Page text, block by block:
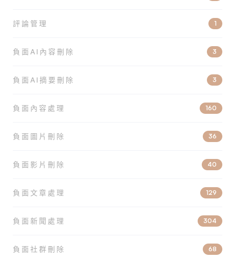
評論管理 1
負面AI內容刪除 3
負面AI摘要刪除 3
負面內容處理 160
負面圖片刪除 36
負面影片刪除 40
負面文章處理 129
負面新聞處理 304
負面社群刪除 68